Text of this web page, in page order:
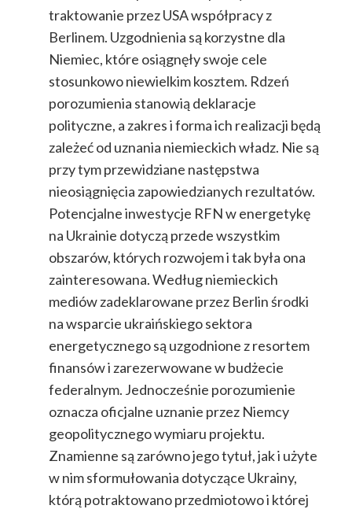
traktowanie przez USA współpracy z
Berlinem. Uzgodnienia są korzystne dla
Niemiec, które osiągnęły swoje cele
stosunkowo niewielkim kosztem. Rdzeń
porozumienia stanowią deklaracje
polityczne, a zakres i forma ich realizacji będą
zależeć od uznania niemieckich władz. Nie są
przy tym przewidziane następstwa
nieosiągnięcia zapowiedzianych rezultatów.
Potencjalne inwestycje RFN w energetykę
na Ukrainie dotyczą przede wszystkim
obszarów, których rozwojem i tak była ona
zainteresowana. Według niemieckich
mediów zadeklarowane przez Berlin środki
na wsparcie ukraińskiego sektora
energetycznego są uzgodnione z resortem
finansów i zarezerwowane w budżecie
federalnym. Jednocześnie porozumienie
oznacza oficjalne uznanie przez Niemcy
geopolitycznego wymiaru projektu.
Znamienne są zarówno jego tytuł, jak i użyte
w nim sformułowania dotyczące Ukrainy,
którą potraktowano przedmiotowo i której